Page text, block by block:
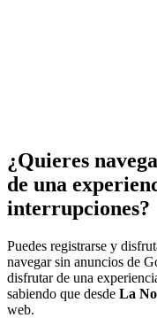
¿Quieres
de una
interrupciones?
Puedes registrarse y
navegar sin anuncios de
disfrutar de una
sabiendo que desde La
web.